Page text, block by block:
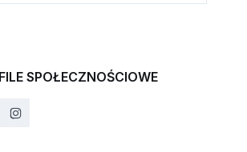
SPOŁECZNOŚCIOWE